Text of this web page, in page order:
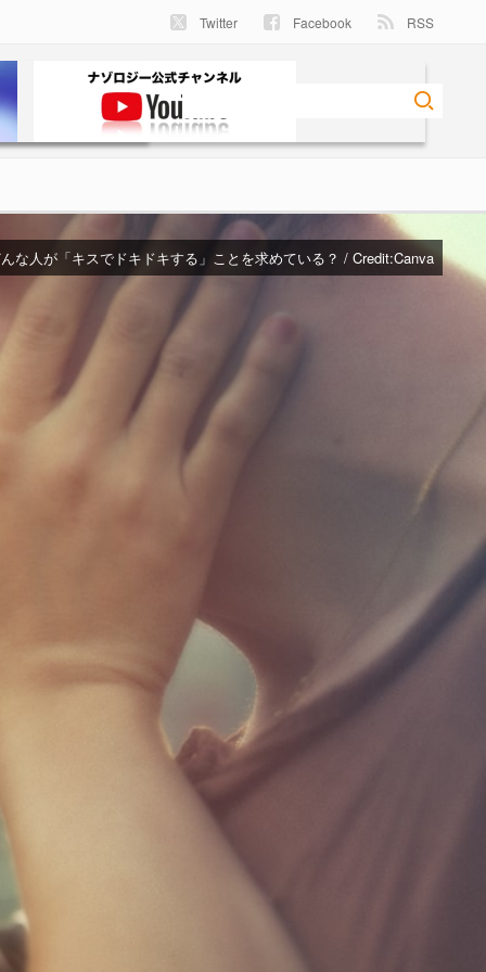
Twitter Facebook RSS
な人が「キスでドキドキする」ことを求めている？ / Credit:Canva